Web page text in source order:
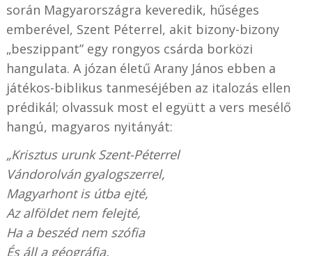
során Magyarországra keveredik, hűséges
emberével, Szent Péterrel, akit bizony-bizony
„beszippant” egy rongyos csárda borközi
hangulata. A józan életű Arany János ebben a
játékos-biblikus tanmeséjében az italozás ellen
prédikál; olvassuk most el együtt a vers mesélő
hangú, magyaros nyitányát:
„Krisztus urunk Szent-Péterrel
Vándorolván gyalogszerrel,
Magyarhont is útba ejté,
Az alföldet nem felejté,
Ha a beszéd nem szófia
És áll a géográfia,